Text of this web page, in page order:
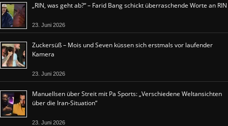
„RIN, was geht ab?“ – Farid Bang schickt überraschende Worte an RIN
23. Juni 2026
Zuckersüß – Mois und Seven küssen sich erstmals vor laufender
Kamera
23. Juni 2026
Manuellsen über Streit mit Pa Sports: „Verschiedene Weltansichten
über die Iran-Situation“
23. Juni 2026